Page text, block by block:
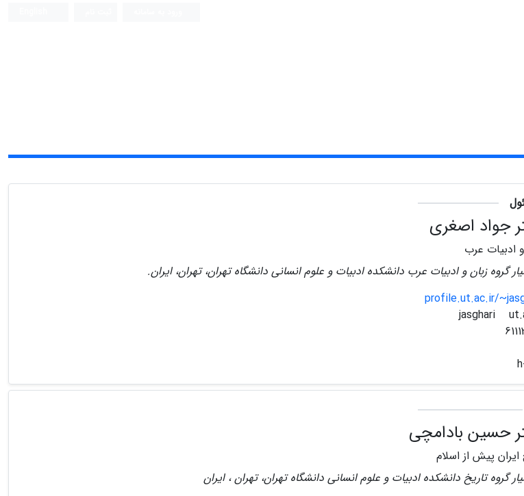
جواد اصغری
ادبیات عرب
گروه زبان و ادبیات عرب دانشکده ادبیات و علوم انسانی دانشگاه تهران، تهران، ایران.
profile.ut.ac.ir/
حسین بادامچی
ایران پیش از اسلام
گروه تاریخ دانشکده ادبیات و علوم انسانی دانشگاه تهران، تهران ، ایران